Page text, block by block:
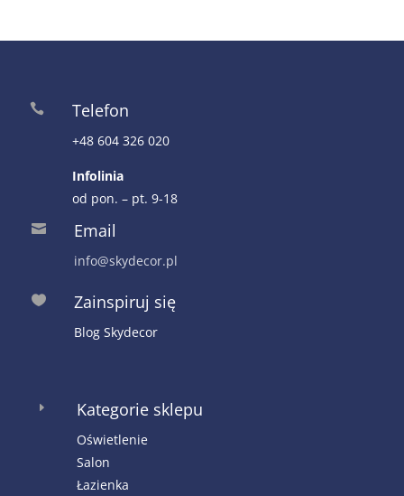
 Telefon
+48 604 326 020
Infolinia
od pon. – pt. 9-18
 Email
info@skydecor.pl
 Zainspiruj się
Blog Skydecor
E Kategorie sklepu
Oświetlenie
Salon
Łazienka